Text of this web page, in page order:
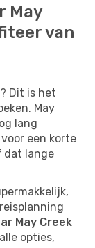
May
van
? Dit is het
May
lang
een korte
dat lange
May Creek
opties,